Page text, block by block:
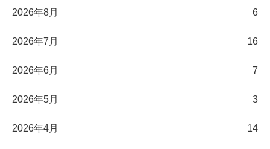
2026年8月 6
2026年7月 16
2026年6月 7
2026年5月 3
2026年4月 14